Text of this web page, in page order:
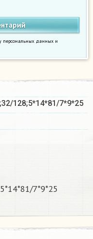
персональных данных и
128;5*14*81/7*9*25​
7*9*25​